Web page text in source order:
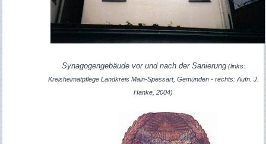
Synagogengebäude vor und nach der Sanierung(links:
Kreisheimatpflege Landkreis Main-Spessart, Gemünden - rechts: Aufn. J.
Hanke, 2004)